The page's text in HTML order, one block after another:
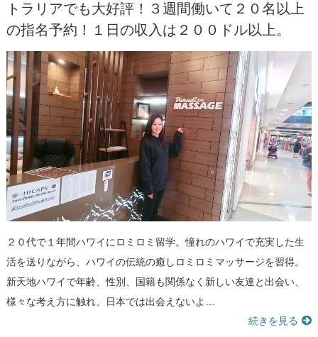
トラリアでも大好評！３週間働いて２０名以上
の指名予約！１日の収入は２００ドル以上。
２０代で１年間ハワイにロミロミ留学。憧れのハワイで充実した生
活を送りながら、ハワイの伝統の癒しロミロミマッサージを習得。
新天地ハワイで年齢、性別、国籍も関係なく新しい友達と出会い、
様々な考え方に触れ、日本では出会えないよ…
続きを見る